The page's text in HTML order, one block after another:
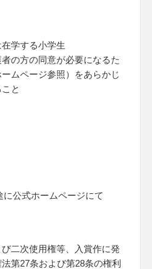
学する小学生
の方の同意が必要になるた
ムページ参照）をあらかじ
と
に公式ホームページにて
二次使用権等、入賞作に発
第27条および第28条の権利